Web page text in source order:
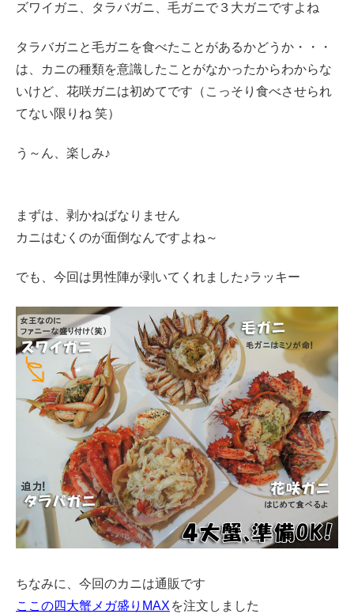
ズワイガニ、タラバガニ、毛ガニで３大ガニですよね
タラバガニと毛ガニを食べたことがあるかどうか・・・
は、カニの種類を意識したことがなかったからわからな
いけど、花咲ガニは初めてです（こっそり食べさせられ
てない限りね 笑）
う～ん、楽しみ♪
まずは、剥かねばなりません
カニはむくのが面倒なんですよね～
でも、今回は男性陣が剥いてくれました♪ラッキー
ちなみに、今回のカニは通販です
ここの四大蟹メガ盛りMAX を注文しました